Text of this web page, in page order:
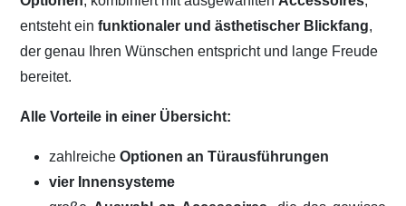
entsteht einfunktionaler und ästhetischer Blickfang,
der genau Ihren Wünschen entspricht und lange Freude
bereitet.
Alle Vorteile in einer Übersicht:
zahlreicheOptionen an Türausführungen
vier Innensysteme